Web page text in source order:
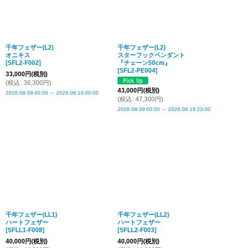
千年フェザー(L2)
オニキス
[SFL2-F002]
33,000円(税別)
(税込 : 36,300円)
2026.08.09 00:00 ～ 2026.08.16 00:00
千年フェザー(L2)
スターフックペンダント
『チェーン50cm』
[SFL2-PE004]
43,000円(税別)
(税込 : 47,300円)
2026.08.09 00:00 ～ 2026.08.16 23:00
千年フェザー(LL1)
ハートフェザー
[SFLL1-F008]
40,000円(税別)
千年フェザー(LL2)
ハートフェザー
[SFLL2-F003]
40,000円(税別)